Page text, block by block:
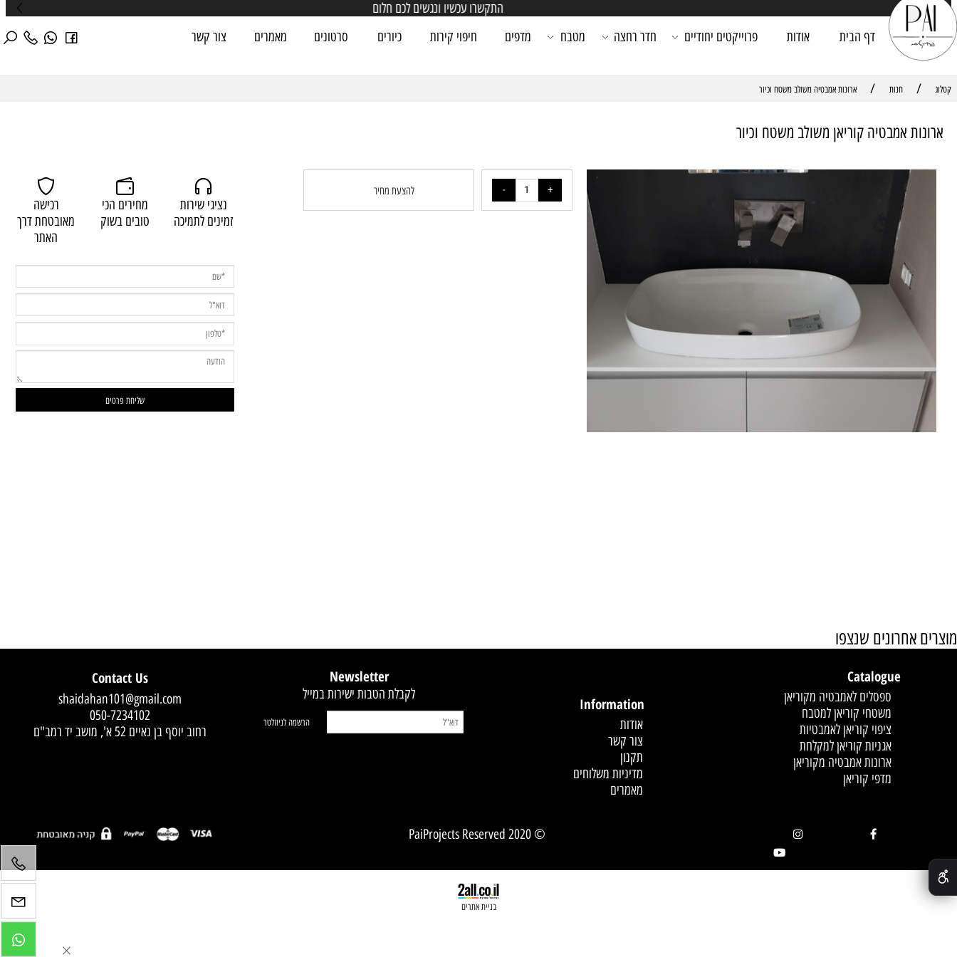
התקשרו עכשיו ונגשים לכם חלום
דף הבית אודות פרוייקטים יחודיים חדר רחצה מטבח מדפים חיפוי קירות כיורים סרטונים מאמרים צור קשר
חנות ארונות אמבטיה משולב משטח וכיור
אמבטיה קוריאן משולב משטח וכיור
להצעת מחיר
נציגי שירות
זמינים לתמיכה
מחירים הכי
טובים בשוק
רכישה
מאובטחת דרך
האתר
Catalogue
ספסלים לאמבטיה מקוריאן
משטחי קוריאן למטבח
ציפוי קוריאן לאמבטיות
אגניות קוריאן למקלחת
לחץ פעמיים לעריכת הטקסט
Information
צור קשר
Newsletter
Contact Us
shaidahan101@gmail.com
050-7234102
© 2020 PaiProjects Reserved